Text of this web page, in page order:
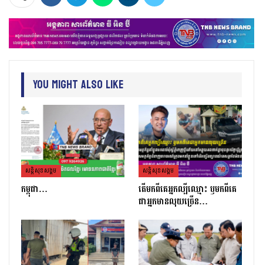
You Might Also Like
សន្តិសុខសង្គម
កម្ពុជា…
សន្តិសុខសង្គម
តេីមកពីគេអ្នកល្បីឈ្មោះ​ ឫមកពីគេ
ជាអ្នកមានលុយច្រេីន​…